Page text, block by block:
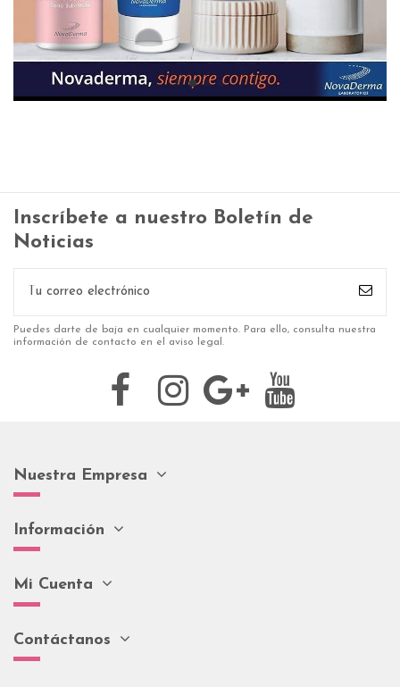
Inscríbete a nuestro Boletín de
Noticias
Puedes darte de baja en cualquier momento. Para ello, consulta nuestra
información de contacto en el aviso legal.
Nuestra Empresa
Información
Mi Cuenta
Contáctanos